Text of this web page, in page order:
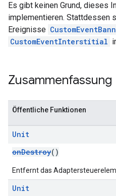
Es gibt keinen Grund, dieses
implementieren. Stattdessen
Ereignisse
CustomEventInterstitial
Zusammenfassung
Öffentliche Funktionen
Unit
onDestroy()
Entfernt das
Unit